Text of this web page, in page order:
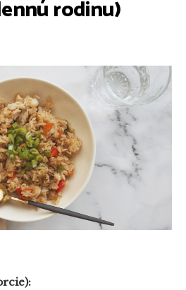
rodinu)